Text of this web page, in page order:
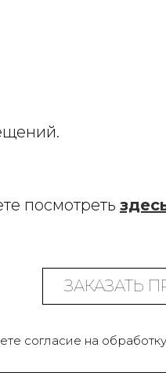
посмотреть
ЗАКАЗАТЬ
согласие на